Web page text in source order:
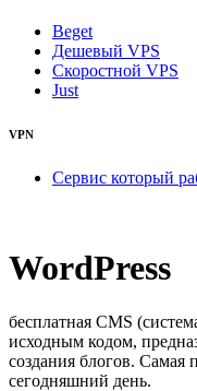
Beget
Дешевый VPS
Скоростной VPS
Just
VPN
Сервис который
WordPress
бесплатная CMS
исходным кодом,
создания блогов. Самая
сегодняшний день.